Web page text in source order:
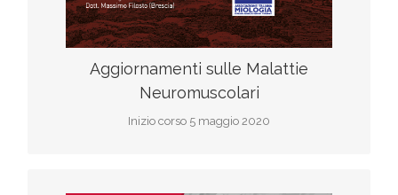
Aggiornamenti sulle Malattie
Neuromuscolari
Inizio corso 5 maggio 2020